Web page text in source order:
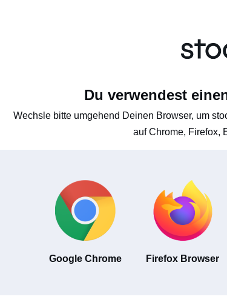
Du verwendest
Wechsle bitte umgehend Deinen Browser, um
auf Chrome, Firefox,
Google Chrome Firefox Browser